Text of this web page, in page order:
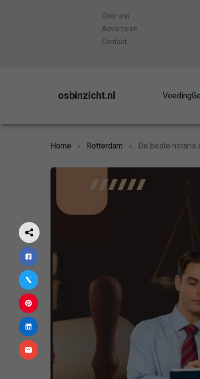
Over ons
Adverteren
Contact
osbinzicht.nl Voeding
Home Rotterdam De beste notaris